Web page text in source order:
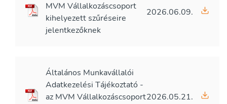
MVM Vállalkozáscsoport
kihelyezett szűréseire
jelentkezőknek
2026.06.09.
Általános Munkavállalói
Adatkezelési Tájékoztató -
az MVM Vállalkozáscsoport2026.05.21.